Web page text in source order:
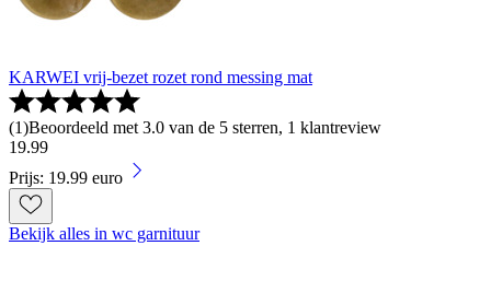
KARWEI vrij-bezet rozet rond messing mat
(1)Beoordeeld met 3.0 van de 5 sterren, 1 klantreview
19.99
Prijs: 19.99 euro
Bekijk alles in wc garnituur